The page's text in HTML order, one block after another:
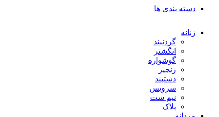
دسته بندی ها
زنانه
گردنبند
انگشتر
گوشواره
زنجیر
دستبند
سرویس
نیم ست
پلاک